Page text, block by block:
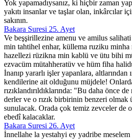
Yok yapamadıysanız, ki hiçbir zaman
yakıtı insanlar ve taşlar olan, inkârcılar
sakının.
Bakara Suresi 25. Ayet
Ve beşşirillezine amenu ve amilus
min tahtihel enhar, küllema ruziku
hazellezi rüzikna min kablü ve ütu bihi
ezvacüm mütahheratüv ve hüm fiha
İnanıp yararlı işler yapanlara, altlarından
kendilerine ait olduğunu müjdele!
rızıklandırıldıklarında: "Bu daha önce de
derler ve o rızık birbirinin benzeri olmak
sunulacak. Orada çok temiz zevceler de
ebedî kalacaklar.
Bakara Suresi 26. Ayet
İnnellahe la yestahyi ey yadribe meselem